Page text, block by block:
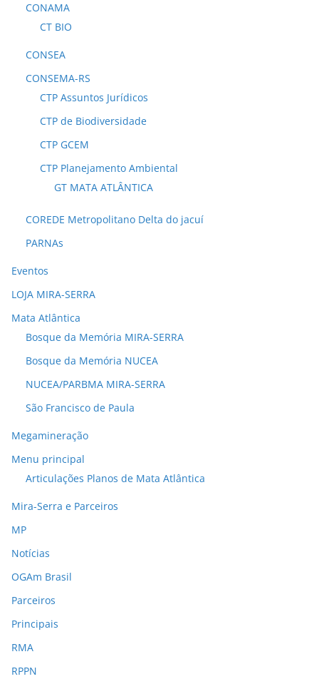
CONAMA
CT BIO
CONSEA
CONSEMA-RS
CTP Assuntos Jurídicos
CTP de Biodiversidade
CTP GCEM
CTP Planejamento Ambiental
GT MATA ATLÂNTICA
COREDE Metropolitano Delta do jacuí
PARNAs
Eventos
LOJA MIRA-SERRA
Mata Atlântica
Bosque da Memória MIRA-SERRA
Bosque da Memória NUCEA
NUCEA/PARBMA MIRA-SERRA
São Francisco de Paula
Megamineração
Menu principal
Articulações Planos de Mata Atlântica
Mira-Serra e Parceiros
MP
Notícias
OGAm Brasil
Parceiros
Principais
RMA
RPPN